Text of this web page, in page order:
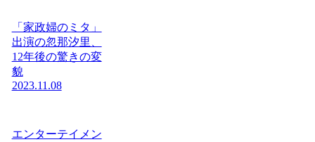
「家政婦のミタ」
出演の忽那汐里、
12年後の驚きの変
貌
2023.11.08
エンターテイメン